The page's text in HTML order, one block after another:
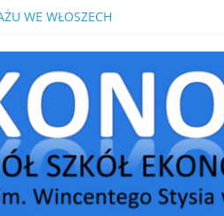
PRZED MATURĄ POPRAWKOWĄ
SZKOLNYM 2026/2027